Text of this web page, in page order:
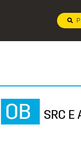
OB SRC E